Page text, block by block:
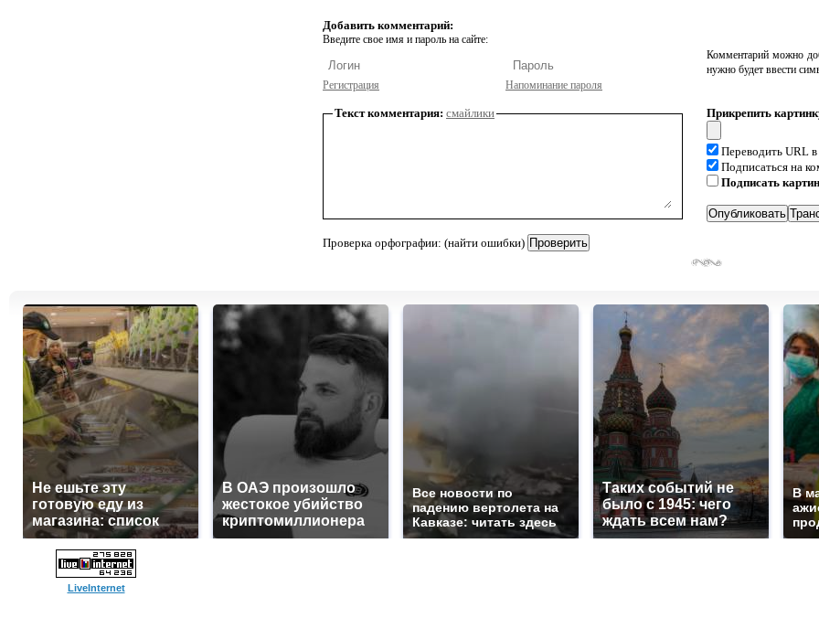
Добавить комментарий:
Введите свое имя и пароль на сайте:
Регистрация Напоминание пароля
Комментарий можно
нужно будет ввести
Текст комментария: смайлики
Проверка орфографии: (найти ошибки)
Прикрепить
Переводить URL
Подписаться на
Подписать
Не ешьте эту
готовую еду из
магазина: список
В ОАЭ произошло
жестокое убийство
криптомиллионера
Все новости по
падению вертолета на
Кавказе: читать здесь
Таких событий не
было с 1945: чего
ждать всем нам?
В
LiveInternet